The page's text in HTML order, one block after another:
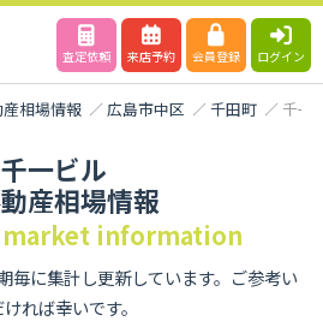
査定依頼 来店予約 会員登録 ログイン
相場情報 広島市中区 千田町 千一
千一ビル
産相場情報
market information
毎に集計し更新しています。ご参考い
れば幸いです。